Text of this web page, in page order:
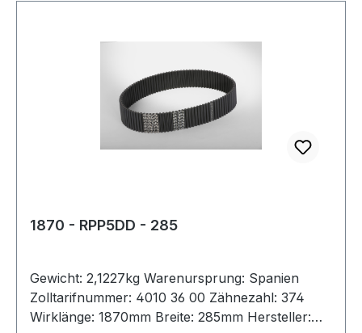
1870 - RPP5DD - 285
Gewicht: 2,1227kg Warenursprung: Spanien
Zolltarifnummer: 4010 36 00 Zähnezahl: 374
Wirklänge: 1870mm Breite: 285mm Hersteller: